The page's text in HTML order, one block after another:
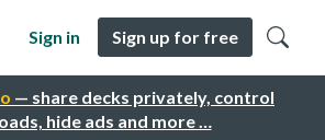
— share decks privately, control
hide ads and more …
Sign in Sign up for free